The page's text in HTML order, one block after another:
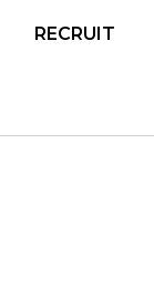
RECRUIT